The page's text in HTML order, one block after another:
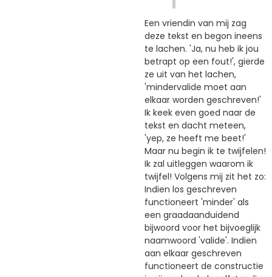
Een vriendin van mij zag
deze tekst en begon ineens
te lachen. 'Ja, nu heb ik jou
betrapt op een fout!', gierde
ze uit van het lachen,
'mindervalide moet aan
elkaar worden geschreven!'
Ik keek even goed naar de
tekst en dacht meteen,
'yep, ze heeft me beet!'
Maar nu begin ik te twijfelen!
Ik zal uitleggen waarom ik
twijfel! Volgens mij zit het zo:
Indien los geschreven
functioneert 'minder' als
een graadaanduidend
bijwoord voor het bijvoeglijk
naamwoord 'valide'. Indien
aan elkaar geschreven
functioneert de constructie